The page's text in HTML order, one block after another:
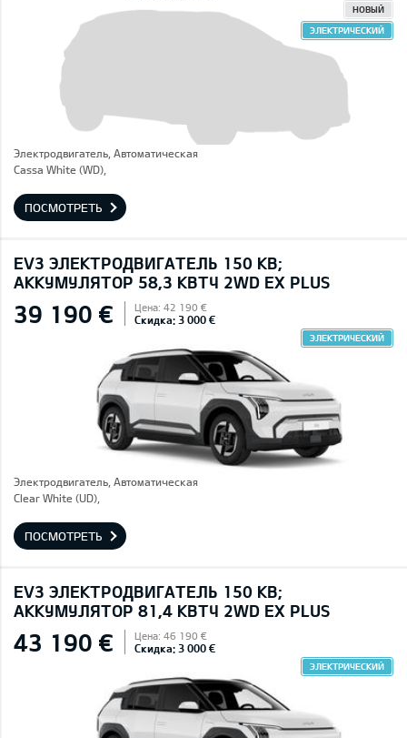
НОВЫЙ
ЭЛЕКТРИЧЕСКИЙ
Электродвигатель, Автоматическая
Cassa White (WD),
ПОСМОТРЕТЬ
EV3 ЭЛЕКТРОДВИГАТЕЛЬ 150 КВ;
AККУМУЛЯТОР 58,3 КВТЧ 2WD EX PLUS
39 190 € Цена: 42 190 €
Скидка: 3 000 €
ЭЛЕКТРИЧЕСКИЙ
Электродвигатель, Автоматическая
Clear White (UD),
ПОСМОТРЕТЬ
EV3 ЭЛЕКТРОДВИГАТЕЛЬ 150 КВ;
AККУМУЛЯТОР 81,4 КВТЧ 2WD EX PLUS
43 190 € Цена: 46 190 €
Скидка: 3 000 €
ЭЛЕКТРИЧЕСКИЙ